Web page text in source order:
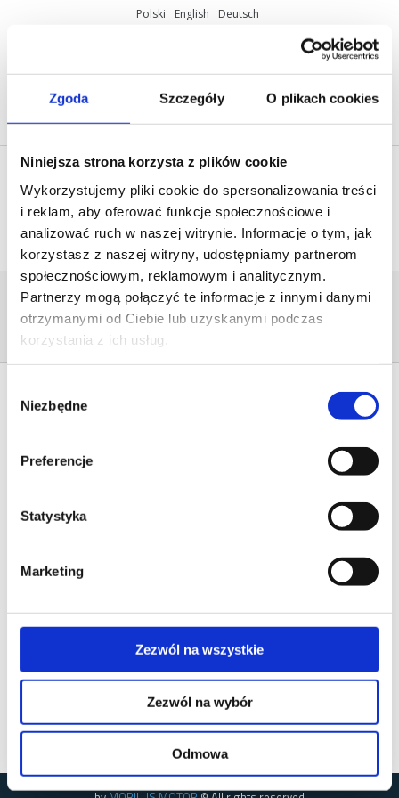
Zgoda Szczegóły O plikach cookies
Niniejsza strona korzysta z plików cookie
Wykorzystujemy pliki cookie do spersonalizowania treści
i reklam, aby oferować funkcje społecznościowe i
analizować ruch w naszej witrynie. Informacje o tym, jak
korzystasz z naszej witryny, udostępniamy partnerom
społecznościowym, reklamowym i analitycznym.
Partnerzy mogą połączyć te informacje z innymi danymi
otrzymanymi od Ciebie lub uzyskanymi podczas
korzystania z ich usług.
zgody
Niezbędne
Preferencje
Statystyka
Marketing
Zezwól na wszystkie
Zezwól na wybór
Odmowa
Polski English Deutsch
ZRZUT
Home/[:pl]Materiały
marketingowe[:en]Marketing
materials[:de]Marketing-Materialien[:]